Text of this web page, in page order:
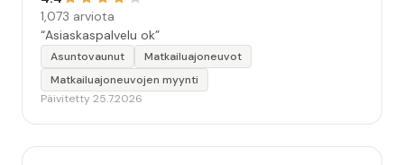
1,073 arviota
“Asiaskaspalvelu ok”
Asuntovaunut
Matkailuajoneuvot
Matkailuajoneuvojen myynti
Päivitetty 25.7.2026